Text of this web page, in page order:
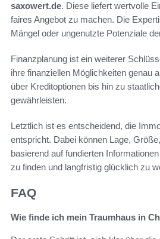
saxowert.de. Diese liefert wertvolle
faires Angebot zu machen. Die
Mängel oder ungenutzte Potenziale
Finanzplanung ist ein weiterer
ihre finanziellen Möglichkeiten genau
über Kreditoptionen bis hin zu
gewährleisten.
Letztlich ist es entscheidend, die
entspricht. Dabei können Lage,
basierend auf fundierten
zu finden und langfristig glücklich zu
FAQ
Wie finde ich mein Traumhaus in